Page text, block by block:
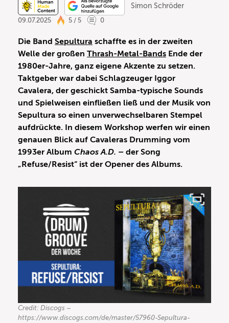
Simon Schröder
09.07.2025
5 / 5 0
Die Band Sepultura schaffte es in der zweiten
Welle der großen Thrash-Metal-Bands Ende der
1980er-Jahre, ganz eigene Akzente zu setzen.
Taktgeber war dabei Schlagzeuger Iggor
Cavalera, der geschickt Samba-typische Sounds
und Spielweisen einfließen ließ und der Musik von
Sepultura so einen unverwechselbaren Stempel
aufdrückte. In diesem Workshop werfen wir einen
genauen Blick auf Cavaleras Drumming vom
1993er Album Chaos A.D. – der Song
„Refuse/Resist“ ist der Opener des Albums.
Credit: Discogs –
https://www.discogs.com/de/master/57960-Sepultura-